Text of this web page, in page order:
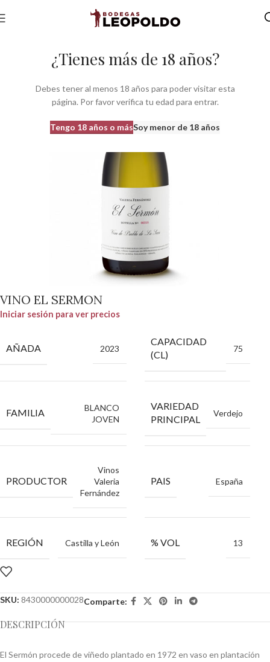
¿Tienes más de 18 años?
Debes tener al menos 18 años para poder visitar esta
página. Por favor verifica tu edad para entrar.
Tengo 18 años o másSoy menor de 18 años
Inicio Bodegas Castilla León Bodegas do Rueda
VINO EL SERMON
Iniciar sesión para ver precios
AÑADA 2023
CAPACIDAD
(CL)
75
FAMILIA
BLANCO
JOVEN
VARIEDAD
PRINCIPAL
Verdejo
PRODUCTOR
Vinos
Valeria
Fernández
PAIS España
REGIÓN Castilla y León % VOL 13
SKU: 8430000000028Comparte:
DESCRIPCIÓN
El Sermón procede de viñedo plantado en 1972 en vaso en plantación